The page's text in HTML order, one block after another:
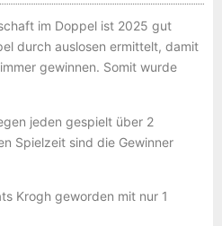
im Doppel ist 2025 gut
durch auslosen ermittelt, damit
gewinnen. Somit wurde
jeden gespielt über 2
Spielzeit sind die Gewinner
Krogh geworden mit nur 1